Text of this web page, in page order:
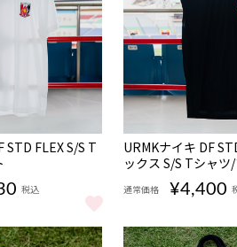
と見る
STD FLEX S/S T
税込
STD FLEX S/S Tシャツ/ホワイト をもっと
NEW
URMKナイキ DF
ックス S/S Tシャツ
通常価格 ¥4,400
URMKナイキ DF